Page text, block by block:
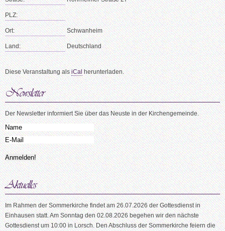
PLZ:
Ort: Schwanheim
Land: Deutschland
Diese Veranstaltung alsiCalherunterladen.
Der Newsletter informiert Sie über das Neuste in der Kirchengemeinde.
Im Rahmen der Sommerkirche findet am 26.07.2026 der Gottesdienst in
Einhausen statt. Am Sonntag den 02.08.2026 begehen wir den nächste
Gottesdienst um 10:00 in Lorsch. Den Abschluss der Sommerkirche feiern die